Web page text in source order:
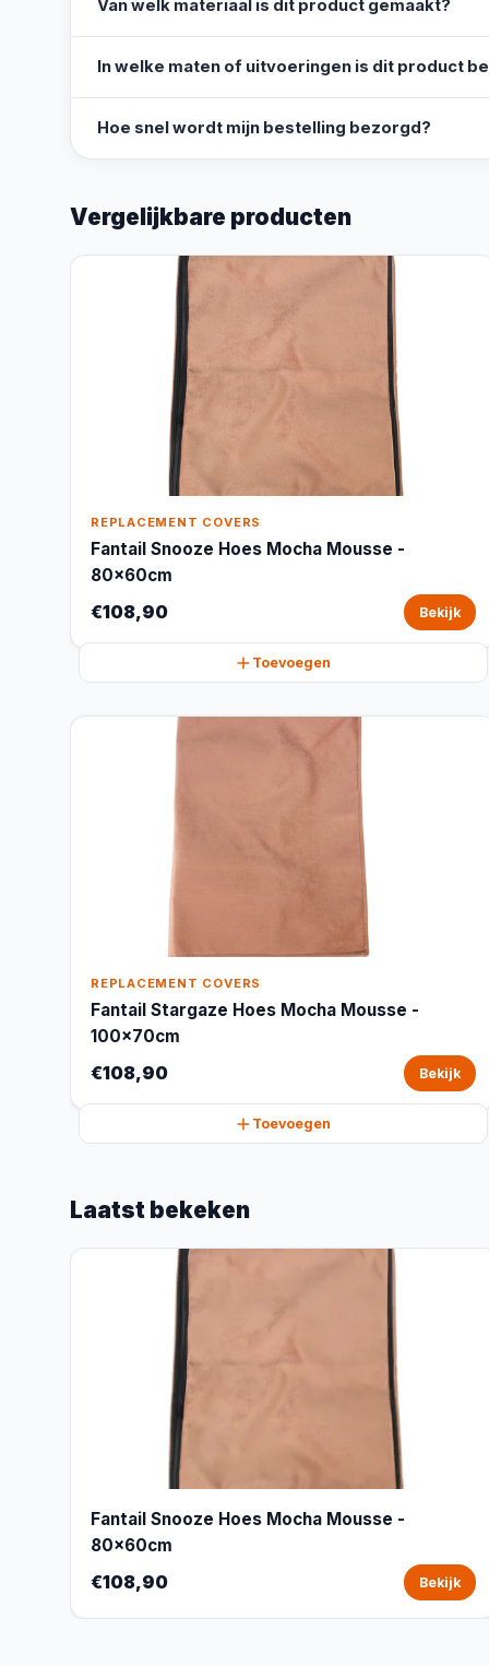
Van welk materiaal is dit product gemaakt?
In welke maten of uitvoeringen is dit product
Hoe snel wordt mijn bestelling bezorgd?
Vergelijkbare producten
REPLACEMENT COVERS
Fantail Snooze Hoes Mocha Mousse -
80x60cm
€108,90 Bekijk
Toevoegen
REPLACEMENT COVERS
Fantail Stargaze Hoes Mocha Mousse -
100x70cm
€108,90 Bekijk
Toevoegen
Laatst bekeken
Fantail Snooze Hoes Mocha Mousse -
80x60cm
€108,90 Bekijk